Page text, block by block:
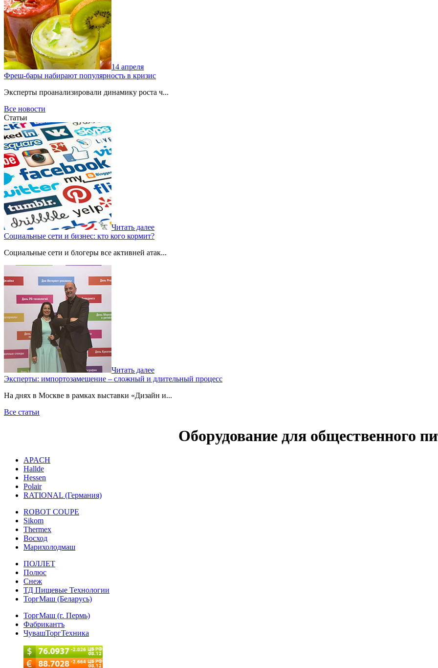
14 апреля
Фреш-бары набирают популярность в кризис
Эксперты проанализировали динамику роста ч...
Все новости
Статьи
Читать далее
Социальные сети и бизнес: кто кого кормит?
Социальные сети и блогеры все активней атак...
Читать далее
Эксперты: импортозамещение – сложный и длительный процесс
На днях в Москве в рамках выставки «Дизайн и...
Все статьи
Оборудование для общественного
APACH
Hallde
Hessen
Polair
RATIONAL (Германия)
ROBOT COUPE
Sikom
Thermex
Восход
Марихолодмаш
ПОЛЛЕТ
Полюс
Снеж
ТД Пищевые Технологии
ТоргМаш (Беларусь)
ТоргМаш (г. Пермь)
Фабрикантъ
ЧувашТоргТехника